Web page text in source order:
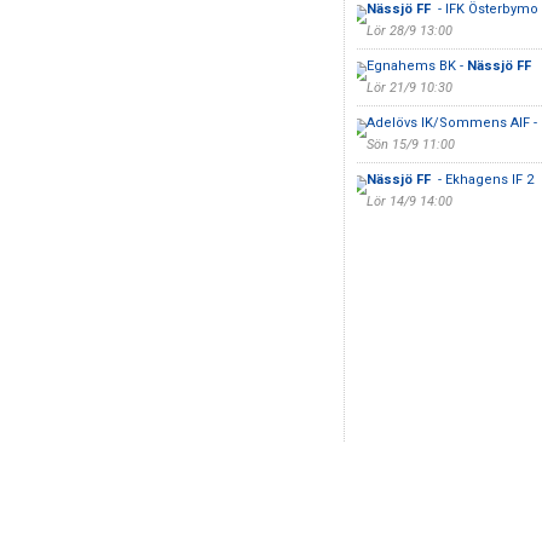
Nässjö FF - IFK Österbymo
Lör 28/9 13:00
Egnahems BK - Nässjö FF
Lör 21/9 10:30
Adelövs IK/Sommens AIF -
Sön 15/9 11:00
Nässjö FF - Ekhagens IF 2
Lör 14/9 14:00